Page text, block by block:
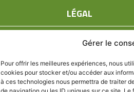
Gérer le
Pour offrir les meilleures expériences, nous
cookies pour stocker et/ou accéder aux
à ces technologies nous permettra de traiter
LÉGAL
Mentions légales
Politique de
Politique de